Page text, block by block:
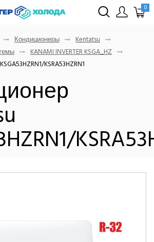
0
Кондиционеры
Kentatsu
KANAMI INVERTER KSGA_HZ
KSRA53HZRN1